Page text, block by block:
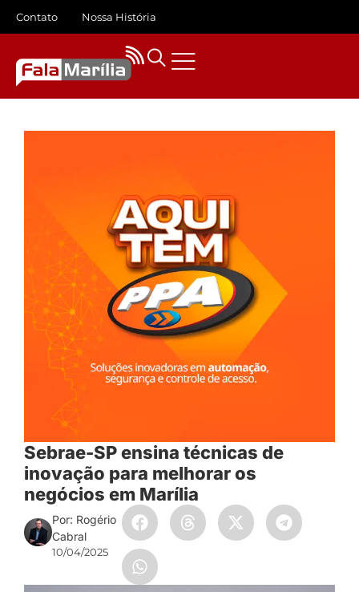
Contato Nossa História
Sebrae-SP ensina técnicas de
inovação para melhorar os
negócios em Marília
Por: Rogério
Cabral
10/04/2025